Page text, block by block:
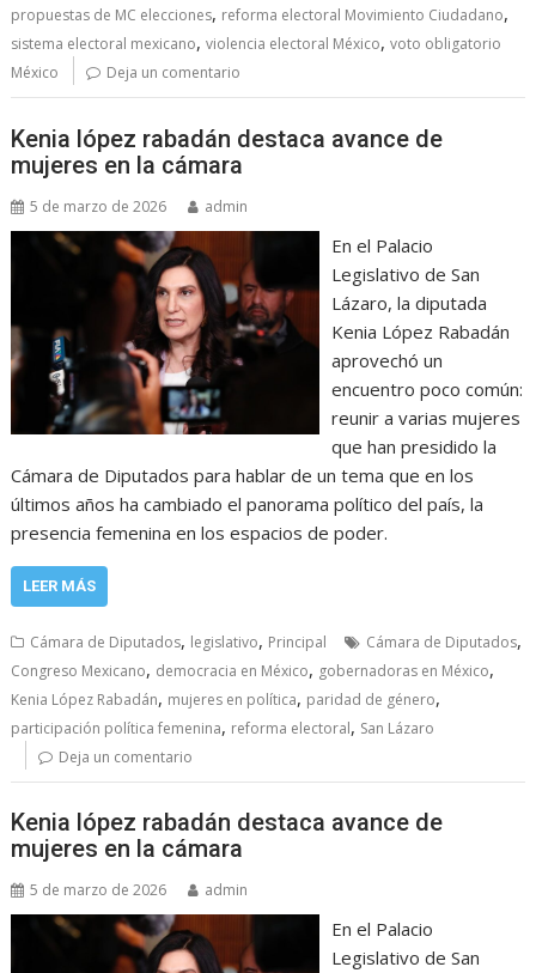
propuestas de MC elecciones, reforma electoral Movimiento Ciudadano,
sistema electoral mexicano,violencia electoral México,voto obligatorio
México
Deja un comentario
Kenia lópez rabadán destaca avance de
mujeres en la cámara
5 de marzo de 2026 admin
En el Palacio
Legislativo de San
Lázaro, la diputada
Kenia López Rabadán
aprovechó un
encuentro poco común:
reunir a varias mujeres
que han presidido la
Cámara de Diputados para hablar de un tema que en los
últimos años ha cambiado el panorama político del país, la
presencia femenina en los espacios de poder.
LEER MÁS
Cámara de Diputados, legislativo, Principal Cámara de Diputados,
Congreso Mexicano, democracia en México, gobernadoras en México,
Kenia López Rabadán, mujeres en política, paridad de género,
participación política femenina, reforma electoral, San Lázaro
Deja un comentario
Kenia lópez rabadán destaca avance de
mujeres en la cámara
5 de marzo de 2026 admin
En el Palacio
Legislativo de San